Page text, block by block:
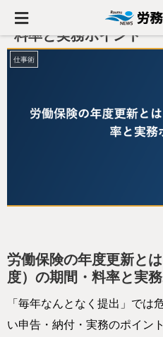
労働保険の年度更新と
料率と実務ポイント
仕事術
労働保険の年度更新と
度）の期間・料率と実
「毎年なんとなく提出」では
い申告・納付・実務のポイント